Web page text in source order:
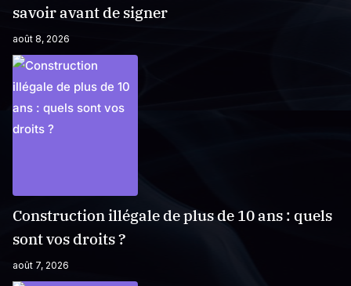
savoir avant de signer
août 8, 2026
Construction illégale de plus de 10 ans : quels
sont vos droits ?
août 7, 2026